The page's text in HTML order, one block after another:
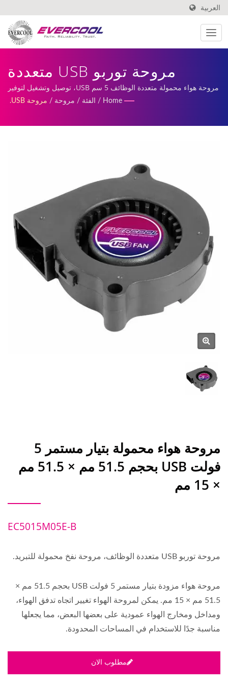
العربية
مروحة توربو USB متعددة
الوظائف، مروحة نفخ محمولة
للتبريد. | مصنع تبريد بالألمنيوم
المصبوب | EVERCOOL
مروحة هواء محمولة متعددة الوظائف 5 سم USB، توصيل وتشغيل لتوفير
نسيم لطيف | تشمل خدماتنا مراوح DC مخصصة، وإنتاج وتصنيع
Home
/ الفئة / مروحة / مروحة USB.
مروحة هواء محمولة بتيار مستمر 5
فولت USB بحجم 51.5 مم × 51.5 مم
× 15 مم
EC5015M05E-B
مروحة توربو USB متعددة الوظائف، مروحة نفخ محمولة للتبريد.
مروحة هواء مزودة بتيار مستمر 5 فولت USB بحجم 51.5 مم ×
51.5 مم × 15 مم. يمكن لمروحة الهواء تغيير اتجاه تدفق الهواء،
ومداخل ومخارج الهواء عمودية على بعضها البعض، مما يجعلها
مناسبة جدًا للاستخدام في المساحات المحدودة.
مطلوب الان